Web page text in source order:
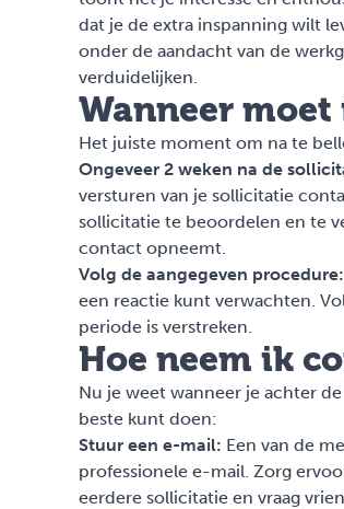
dat je de extra inspanning wilt
onder de aandacht van de
verduidelijken.
Wanneer
Het juiste moment om na te
Ongeveer 2 weken na de
versturen van je sollicitatie
sollicitatie te beoordelen en te
contact opneemt.
Volg de aangegeven procedure:
een reactie kunt verwachten.
periode is verstreken.
Hoe neem ik
Nu je weet wanneer je achter
beste kunt doen:
Stuur een e-mail: Een van de
professionele e-mail. Zorg
eerdere sollicitatie en vraag